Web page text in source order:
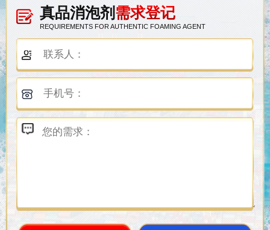
真品消泡剂 需求登记
REQUIREMENTS FOR AUTHENTIC FOAMING AGENT